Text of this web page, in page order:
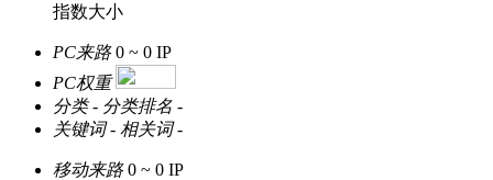
指数大小
PC来路 0 ~ 0 IP
PC权重
分类 - 分类排名 -
关键词 - 相关词 -
移动来路 0 ~ 0 IP